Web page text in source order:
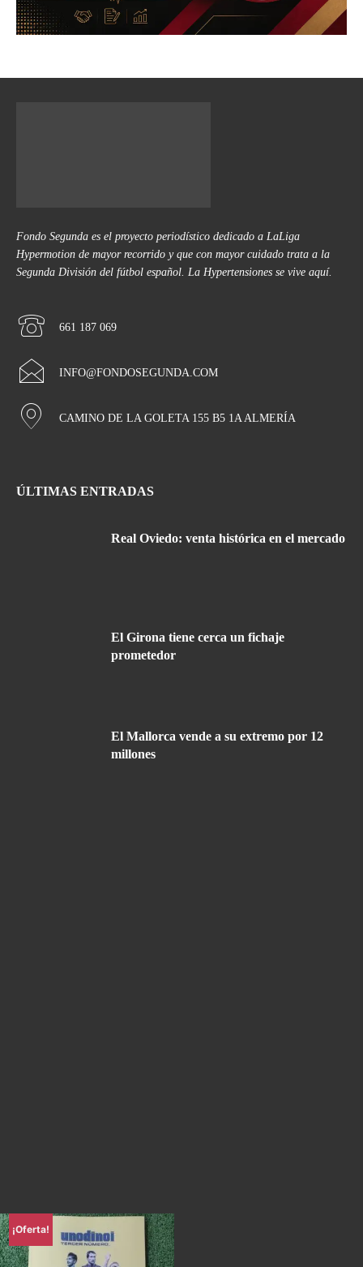
Fondo Segunda es el proyecto periodístico dedicado a LaLiga
Hypermotion de mayor recorrido y que con mayor cuidado trata a la
Segunda División del fútbol español. La Hypertensiones se vive aquí.
661 187 069
INFO@FONDOSEGUNDA.COM
CAMINO DE LA GOLETA 155 B5 1A ALMERÍA
ÚLTIMAS ENTRADAS
Real Oviedo: venta histórica en el mercado
El Girona tiene cerca un fichaje
prometedor
El Mallorca vende a su extremo por 12
millones
¡Oferta!